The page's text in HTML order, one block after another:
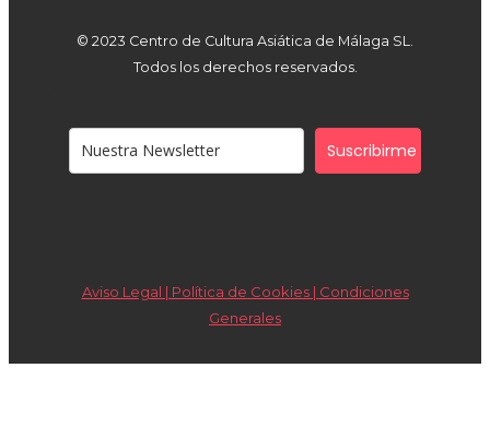
© 2023 Centro de Cultura Asiática de Málaga SL.
Todos los derechos reservados.
Suscribirme
Aviso Legal | Política de Cookies | Condiciones
Generales